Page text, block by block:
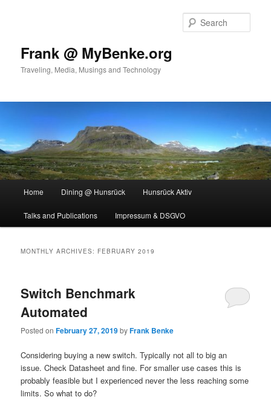
Frank @ MyBenke.org
Traveling, Media, Musings and Technology
Home Dining @ Hunsrück Hunsrück Aktiv
Talks and Publications Impressum & DSGVO
MONTHLY ARCHIVES: FEBRUARY 2019
Switch Benchmark
Automated
Posted onFebruary 27, 2019byFrank Benke
Considering buying a new switch. Typically not all to big an
issue. Check Datasheet and fine. For smaller use cases this is
probably feasible but I experienced never the less reaching some
limits. So what to do?